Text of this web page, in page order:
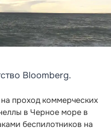
Bloomberg.
проход коммерческих
в Черное море в
беспилотников на